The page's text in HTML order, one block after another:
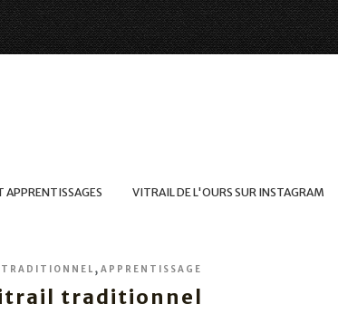
APPRENTISSAGES VITRAIL DE L'OURS SUR INSTAGRAM
, APPRENTISSAGE
traditionnel